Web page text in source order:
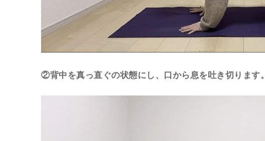
②背中を真っ直ぐの状態にし、口から息を吐き切ります。